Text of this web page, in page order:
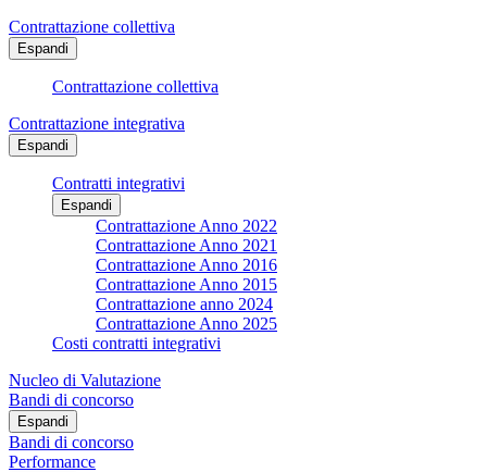
Contrattazione collettiva
Espandi
Contrattazione collettiva
Contrattazione integrativa
Espandi
Contratti integrativi
Espandi
Contrattazione Anno 2022
Contrattazione Anno 2021
Contrattazione Anno 2016
Contrattazione Anno 2015
Contrattazione anno 2024
Contrattazione Anno 2025
Costi contratti integrativi
Nucleo di Valutazione
Bandi di concorso
Espandi
Bandi di concorso
Performance